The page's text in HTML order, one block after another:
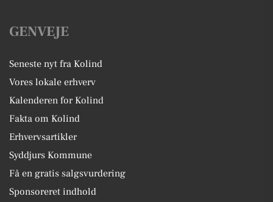
GENVEJE
Seneste nyt fra Kolind
Vores lokale erhverv
Kalenderen for Kolind
Fakta om Kolind
Erhvervsartikler
Syddjurs Kommune
Få en gratis salgsvurdering
Sponsoreret indhold